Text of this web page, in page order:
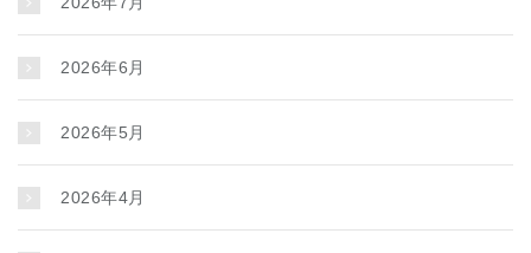
2026年6月
2026年5月
2026年4月